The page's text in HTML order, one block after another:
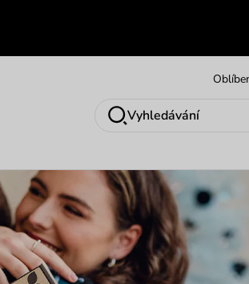
Vyhledávání